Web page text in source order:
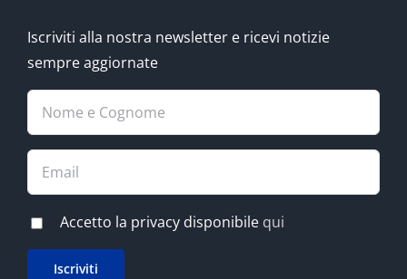
Iscriviti alla nostra newsletter e ricevi notizie
sempre aggiornate
Accetto la privacy disponibile qui